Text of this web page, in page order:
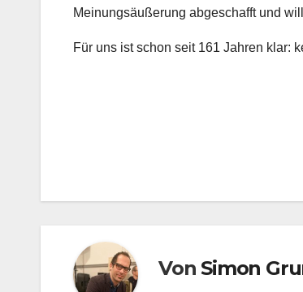
Meinungsäußerung abgeschafft und
Für uns ist schon seit 161 Jahren klar:
Von Simon